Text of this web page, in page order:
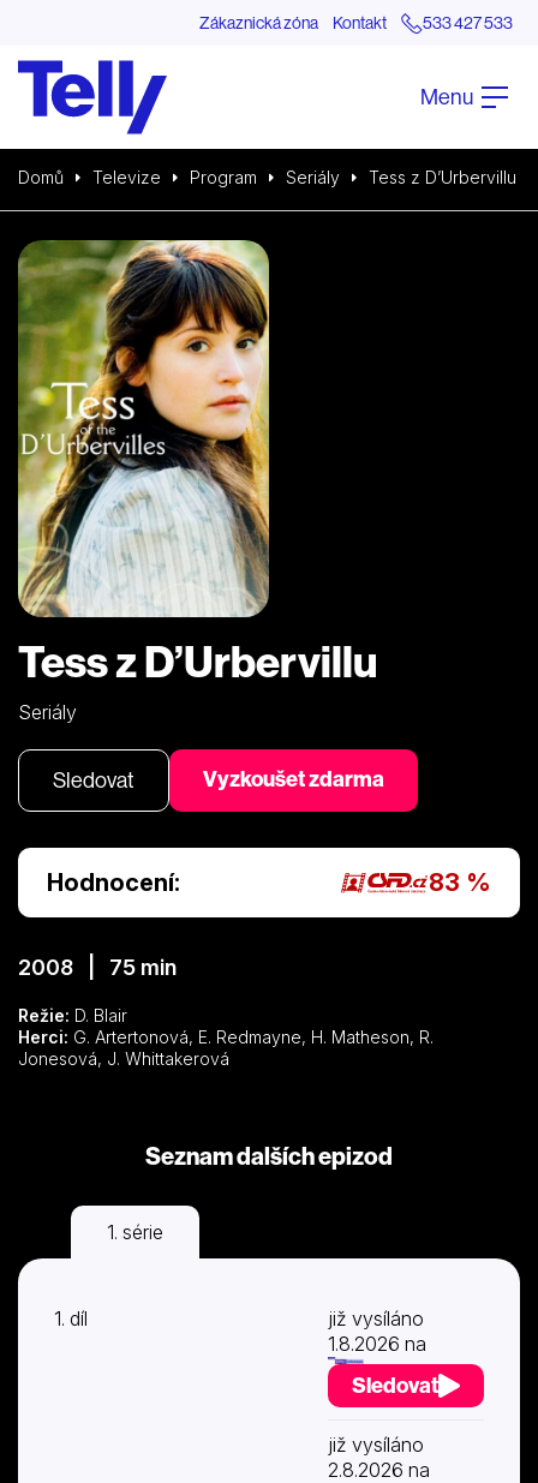
Zákaznická zóna Kontakt 533 427 533
Menu
Domů Televize Program Seriály Tess z D’Urbervillu
Tess z D’Urbervillu
Seriály
Sledovat Vyzkoušet zdarma
Hodnocení: 83 %
2008 | 75 min
Režie: D. Blair
Herci:
Jonesová, J. Whittakerová
Seznam dalších epizod
1. série
1. díl
již vysíláno
1.8.2026 na
Sledovat
již vysíláno
2.8.2026 na